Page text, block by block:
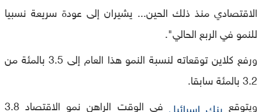
الاقتصادي منذ ذلك الحين... يشيران إلى عودة سريعة نسبيا
للنمو في الربع الحالي".
ورفع كلاين توقعاته لنسبة النمو هذا العام إلى 3.5 بالمئة من
3.2 بالمئة سابقا.
ويتوقع بنك إسرائيل
في الوقت الراهن نمو الاقتصاد 3.8